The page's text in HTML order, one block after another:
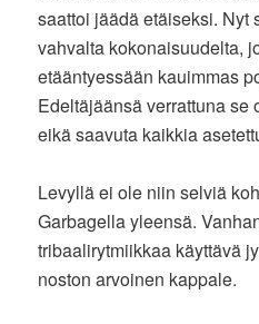
saattoi jäädä etäiseksi. Nyt
vahvalta kokonaisuudelta,
etääntyessään kauimmas
Edeltäjäänsä verrattuna se
eikä saavuta kaikkia
Levyllä ei ole niin selviä
Garbagella yleensä.
tribaalirytmiikkaa käyttävä
noston arvoinen kappale.